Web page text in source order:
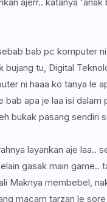
bab pc komputer
bujang tu, Digital
ni haaa ko tanya le
apa je laa isi dalam
bukak pasang sendiri
layankan aje laa..
gasak main game..
Maknya membebel,
macam tarzan le